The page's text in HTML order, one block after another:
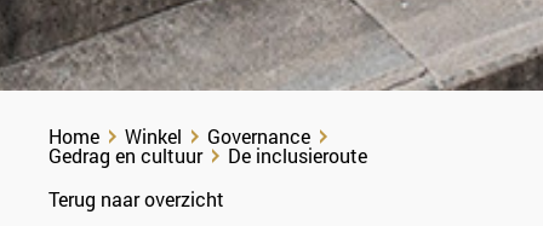
Home Winkel Governance
Gedrag en cultuur
De inclusieroute
Terug naar overzicht